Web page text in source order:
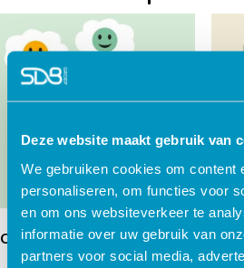
Deze website maakt gebruik van
We gebruiken cookies om content
personaliseren, om functies voor
en om ons websiteverkeer te
informatie over uw gebruik van
partners voor social media,
Omgaan met emoties